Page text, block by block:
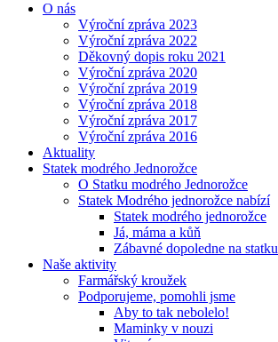
O nás
Výroční zpráva 2023
Výroční zpráva 2022
Děkovný dopis roku 2021
Výroční zpráva 2020
Výroční zpráva 2019
Výroční zpráva 2018
Výroční zpráva 2017
Výroční zpráva 2016
Aktuality
Statek modrého Jednorožce
O Statku modrého Jednorožce
Statek Modrého jednorožce nabízí
Statek modrého jednorožce
Já, máma a kůň
Zábavné dopoledne na statku
Naše aktivity
Farmářský kroužek
Podporujeme, pomohli jsme
Aby to tak nebolelo!
Maminky v nouzi